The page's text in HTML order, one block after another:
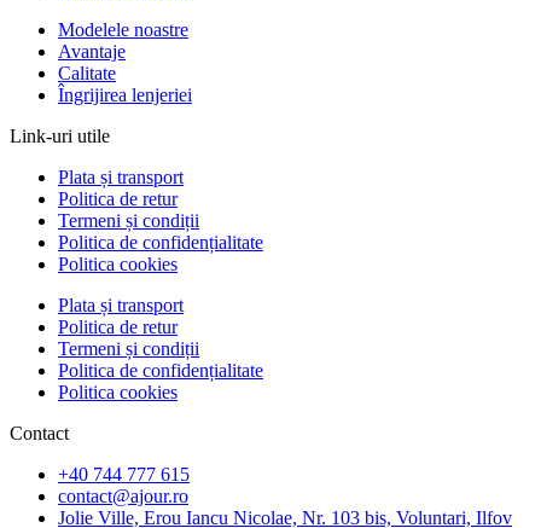
Modelele noastre
Avantaje
Calitate
Îngrijirea lenjeriei
Link-uri utile
Plata și transport
Politica de retur
Termeni și condiții
Politica de confidențialitate
Politica cookies
Plata și transport
Politica de retur
Termeni și condiții
Politica de confidențialitate
Politica cookies
Contact
+40 744 777 615
contact@ajour.ro
Jolie Ville, Erou Iancu Nicolae, Nr. 103 bis, Voluntari, Ilfov